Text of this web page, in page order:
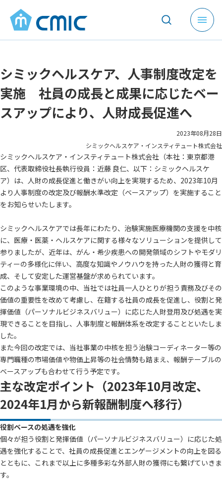
メ
ニ
を
開
く
シミックヘルスケア、人事制度改定を
実施 社員の成長と成果に応じたベー
スアップにより、人財成長促進へ
2023年08月28日
シミックヘルスケア・インスティテュート株式会社
シミックヘルスケア・インスティテュート株式会社（本社：東京都港
区、代表取締役社長執行役員：近藤 良仁、以下：シミックヘルスケ
ア）は、人財の成長促進と働きがい向上を実現するため、2023年10月
より人事制度の改定及び報酬水準改定（ベースアップ）を実施すること
をお知らせいたします。
シミックヘルスケアでは長年にわたり、治験実施医療機関の支援を中核
に、医療・医薬・ヘルスケアに関する様々なソリューションを提供して
参りましたが、近年は、がん・希少疾患への開発領域のシフトやモダリ
ティーの多様化に伴い、高度な知識やノウハウを持った人財の獲得と育
成、そして安定した運営基盤が求められています。
このような事業環境の中、当社では社員一人ひとりが担う責務及びその
価値の重要性を改めて考慮し、在籍する社員の成長を促進し、役割と発
揮価値（パーソナルビジネスバリュー）に応じた人財登用及び処遇を実
現できることを目指し、人事制度と報酬体系を改定することといたしま
した。
また今回の改定では、当社事業の中核を担う治験コーディネーター等の
専門職種の市場価値や物価上昇等の社会情勢も踏まえ、報酬テーブルの
ベースアップも合わせて行う予定です。
主な改定ポイント（2023年10月改定、
2024年1月から新報酬制度へ移行）
役割ベースの処遇を強化
個々が担う役割と発揮価値（パーソナルビジネスバリュー）に応じた処
遇を強化することで、社員の成長促進とエンゲージメントの向上を図る
とともに、これまで以上に多種多彩な外部人財の獲得にも繋げていきま
す。